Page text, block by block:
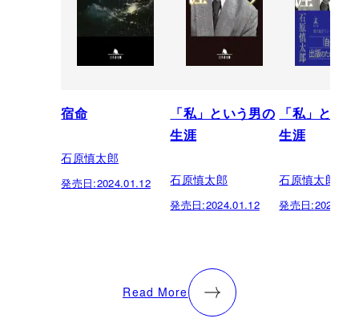
宿命
石原慎太郎
発売日:2024.01.12
「私」という男の
生涯
石原慎太郎
発売日:2024.01.12
「私」とい
生涯
石原慎太郎
発売日:
Read More